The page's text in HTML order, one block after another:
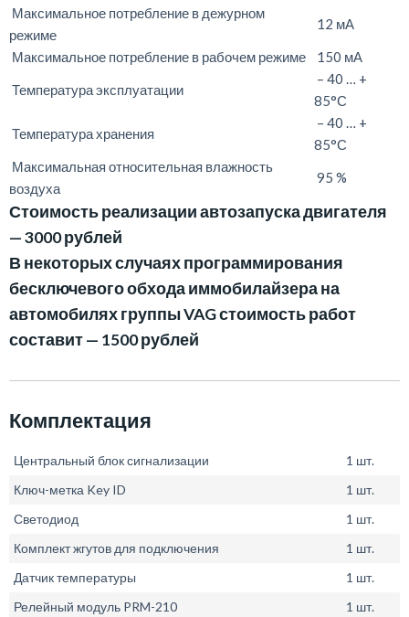
Максимальное потребление в дежурном
режиме
12 мА
Максимальное потребление в рабочем режиме
150 мА
Температура эксплуатации
– 40 … +
85°С
Температура хранения
– 40 … +
85°С
Максимальная относительная влажность
воздуха
95 %
Стоимость реализации автозапуска двигателя
— 3000 рублей
В некоторых случаях программирования
бесключевого обхода иммобилайзера на
автомобилях группы VAG стоимость работ
составит — 1500 рублей
Комплектация
Центральный блок сигнализации
1 шт.
Ключ-метка Key ID
1 шт.
Светодиод
1 шт.
Комплект жгутов для подключения
1 шт.
Датчик температуры
1 шт.
Релейный модуль PRM-210
1 шт.